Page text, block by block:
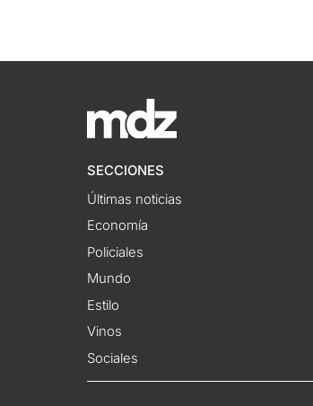
SECCIONES
Últimas noticias
Economía
Policiales
Mundo
Estilo
Vinos
Sociales